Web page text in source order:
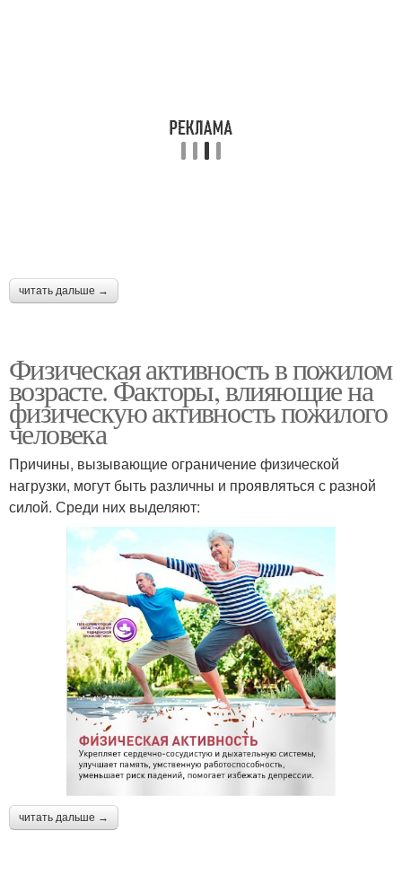
читать дальше →
Физическая активность в пожилом
возрасте. Факторы, влияющие на
физическую активность пожилого
человека
Причины, вызывающие ограничение физической
нагрузки, могут быть различны и проявляться с разной
силой. Среди них выделяют:
читать дальше →